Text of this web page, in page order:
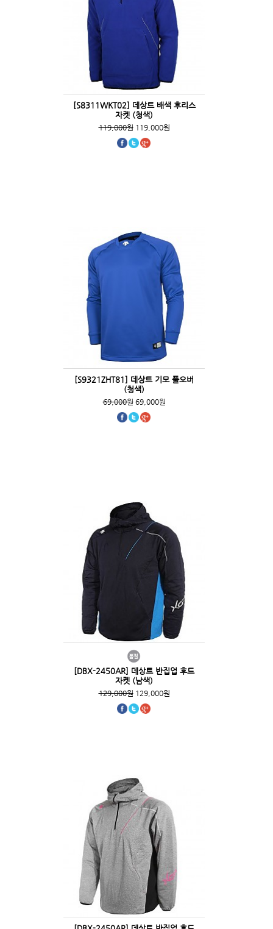
[S8311WKT02] 데상트 배색 후리스
자켓 (청색)
119,000원119,000원
[S9321ZHT81] 데상트 기모 풀오버
(청색)
69,000원69,000원
[DBX-2450AR] 데상트 반집업 후드
자켓 (남색)
129,000원129,000원